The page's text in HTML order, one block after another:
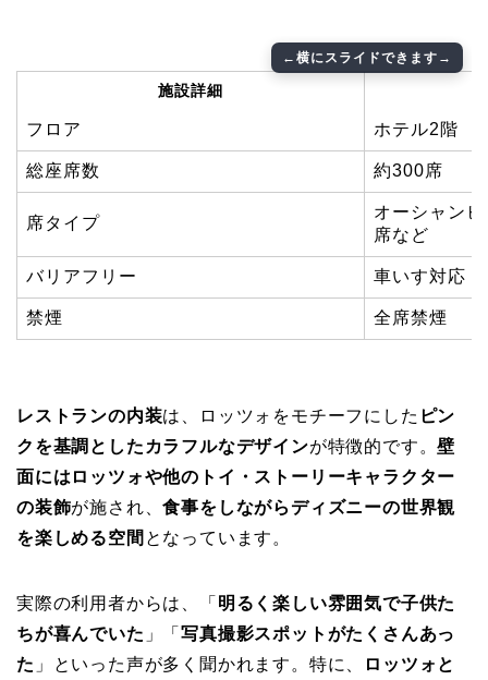
施設詳細
フロア ホテル2階
総座席数 約300席
席タイプ
オーシャン
席など
バリアフリー 車いす対応
禁煙 全席禁煙
レストランの内装は、ロッツォをモチーフにした ピン
クを基調としたカラフルなデザインが特徴的です。壁
面にはロッツォや他のトイ・ストーリーキャラクター
の装飾が施され、食事をしながらディズニーの世界観
を楽しめる空間 となっています。
実際の利用者からは、「 明るく楽しい雰囲気で子供た
ちが喜んでいた 」「写真撮影スポットがたくさんあっ
た 」といった声が多く聞かれます。特に、
ロッツォと